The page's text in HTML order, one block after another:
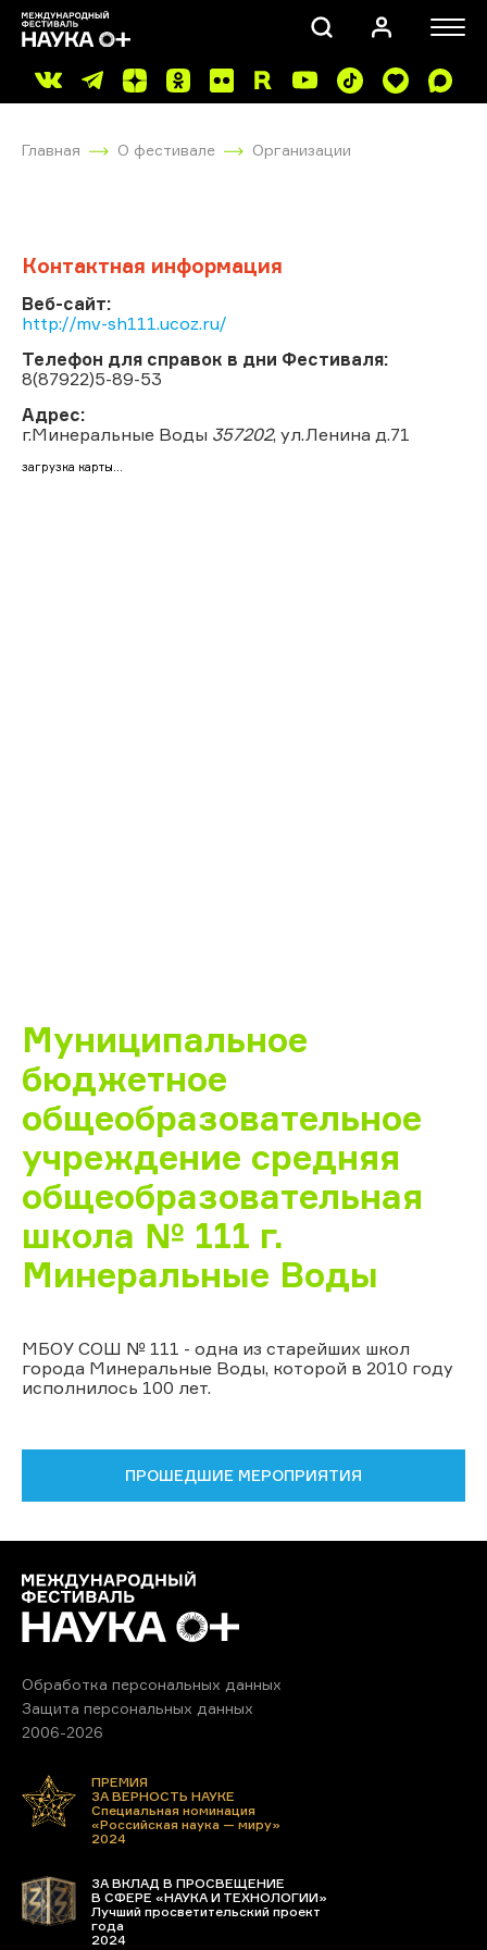
Главная О фестивале Организации
Контактная информация
Веб-сайт:
http://mv-sh111.ucoz.ru/
Телефон для справок в дни Фестиваля:
8(87922)5-89-53
Адрес:
г.Минеральные Воды 357202, ул.Ленина д.71
загрузка карты...
Муниципальное
бюджетное
общеобразовательное
учреждение средняя
общеобразовательная
школа № 111 г.
Минеральные Воды
МБОУ СОШ № 111 - одна из старейших школ
города Минеральные Воды, которой в 2010 году
исполнилось 100 лет.
ПРОШЕДШИЕ МЕРОПРИЯТИЯ
Обработка персональных данных
Защита персональных данных
2006-2026
ПРЕМИЯ
ЗА ВЕРНОСТЬ НАУКЕ
Специальная номинация
«Российская наука — миру»
2024
ЗА ВКЛАД В ПРОСВЕЩЕНИЕ
В СФЕРЕ «НАУКА И ТЕХНОЛОГИИ»
Лучший просветительский проект
года
2024